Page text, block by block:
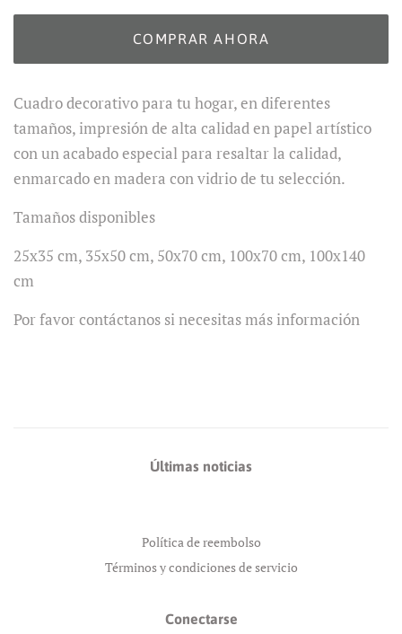
COMPRAR AHORA
Cuadro decorativo para tu hogar, en diferentes
tamaños, impresión de alta calidad en papel artístico
con un acabado especial para resaltar la calidad,
enmarcado en madera con vidrio de tu selección.
Tamaños disponibles
25x35 cm, 35x50 cm, 50x70 cm, 100x70 cm, 100x140
cm
Por favor contáctanos si necesitas más información
Últimas noticias
Política de reembolso
Términos y condiciones de servicio
Conectarse